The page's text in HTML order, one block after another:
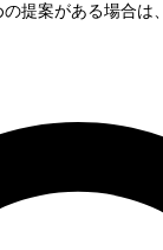
提案がある場合は、